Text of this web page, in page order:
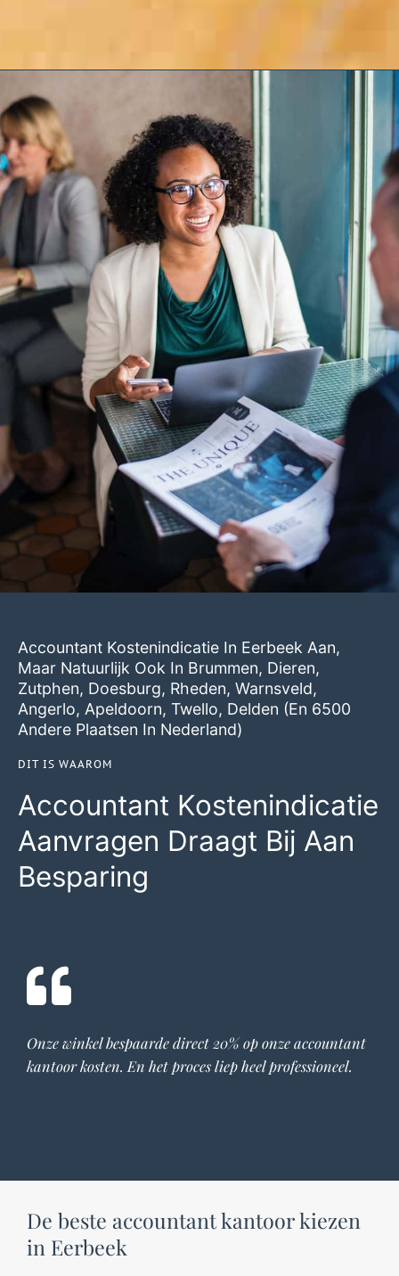
Accountant Kostenindicatie In Eerbeek Aan,
Maar Natuurlijk Ook In Brummen, Dieren,
Zutphen, Doesburg, Rheden, Warnsveld,
Angerlo, Apeldoorn, Twello, Delden (en 6500
Andere Plaatsen In Nederland)
DIT IS WAAROM
Accountant Kostenindicatie
Aanvragen Draagt Bij Aan
Besparing
Onze winkel bespaarde direct 20% op onzeaccountant
kantoorkosten. En het proces liep heel professioneel.
De beste accountant kantoor kiezen
in Eerbeek